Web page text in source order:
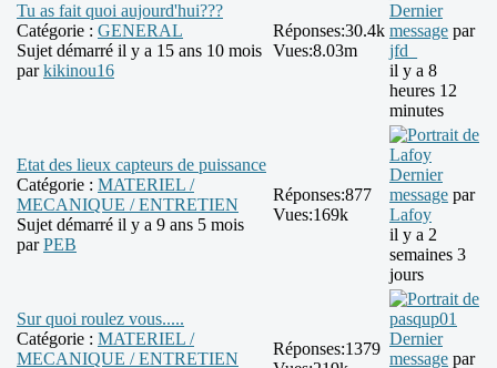
Tu as fait quoi aujourd'hui???
Catégorie : GENERAL
Sujet démarré il y a 15 ans 10 mois
parkikinou16
Réponses:30.4k
Vues:8.03m
Dernier
message par
jfd_
il y a 8
heures 12
minutes
Etat des lieux capteurs de puissance
Catégorie : MATERIEL /
MECANIQUE / ENTRETIEN
Sujet démarré il y a 9 ans 5 mois
parPEB
Réponses:877
Vues:169k
Dernier
message par
Lafoy
il y a 2
semaines 3
jours
Sur quoi roulez vous.....
Catégorie : MATERIEL /
MECANIQUE / ENTRETIEN
Réponses:1379
Dernier
message par